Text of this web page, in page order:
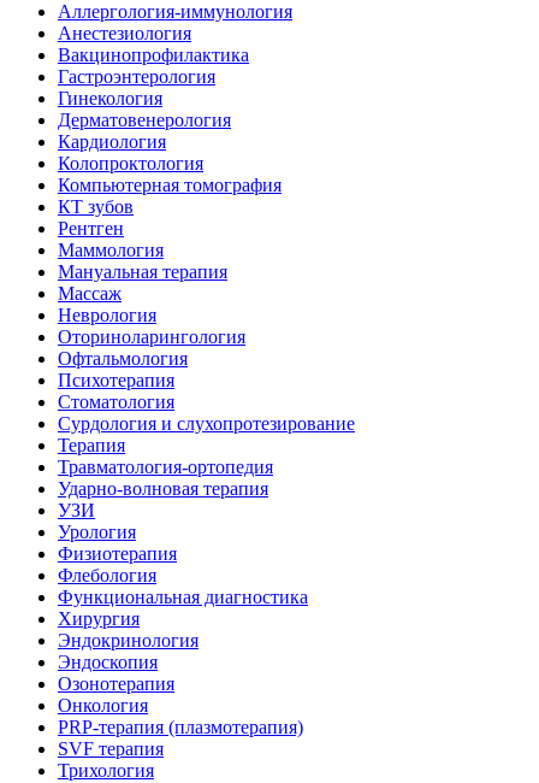
Аллергология-иммунология
Анестезиология
Вакцинопрофилактика
Гастроэнтерология
Гинекология
Дерматовенерология
Кардиология
Колопроктология
Компьютерная томография
КТ зубов
Рентген
Маммология
Мануальная терапия
Массаж
Неврология
Оториноларингология
Офтальмология
Психотерапия
Стоматология
Сурдология и слухопротезирование
Терапия
Травматология-ортопедия
Ударно-волновая терапия
УЗИ
Урология
Физиотерапия
Флебология
Функциональная диагностика
Хирургия
Эндокринология
Эндоскопия
Озонотерапия
Онкология
PRP-терапия (плазмотерапия)
SVF терапия
Трихология